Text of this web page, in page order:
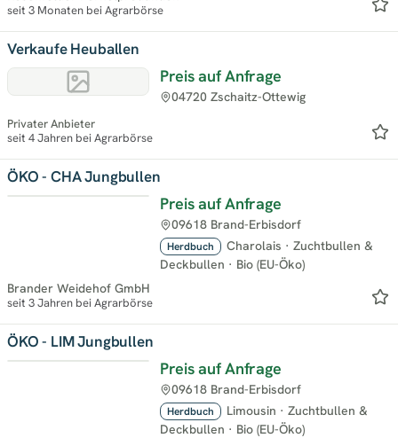
seit 3 Monaten bei Agrarbörse
Verkaufe Heuballen
Preis auf Anfrage
04720 Zschaitz-Ottewig
Privater Anbieter
seit 4 Jahren bei Agrarbörse
ÖKO - CHA Jungbullen
Preis auf Anfrage
Herdbuch Charolais · Zuchtbullen &
Deckbullen · Bio (EU-Öko)
09618 Brand-Erbisdorf
Brander Weidehof GmbH
seit 3 Jahren bei Agrarbörse
ÖKO - LIM Jungbullen
Preis auf Anfrage
Herdbuch Limousin · Zuchtbullen &
Deckbullen · Bio (EU-Öko)
09618 Brand-Erbisdorf